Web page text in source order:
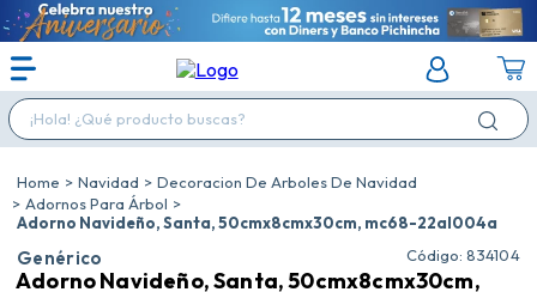
¡Hola! ¿Qué producto buscas?
Navidad
Decoracion De Arboles De Navidad
Adornos Para Árbol
Adorno Navideño, Santa, 50cmx8cmx30cm, mc68-22al004a
Genérico : 834104
Adorno Navideño, Santa, 50cmx8cmx30cm,